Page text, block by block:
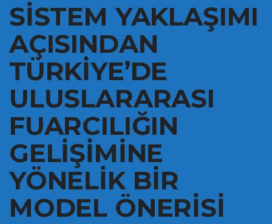
SİSTEM YAKLAŞIMI
AÇISINDAN
TÜRKİYE’DE
ULUSLARARASI
FUARCILIĞIN
GELİŞİMİNE
YÖNELİK BİR
MODEL ÖNERİSİ